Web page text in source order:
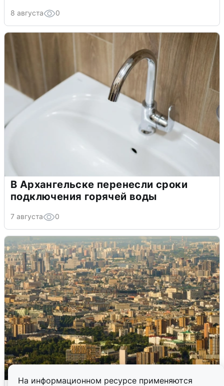
На информационном ресурсе применяются
8 августа 0
В Архангельске перенесли сроки
подключения горячей воды
7 августа 0